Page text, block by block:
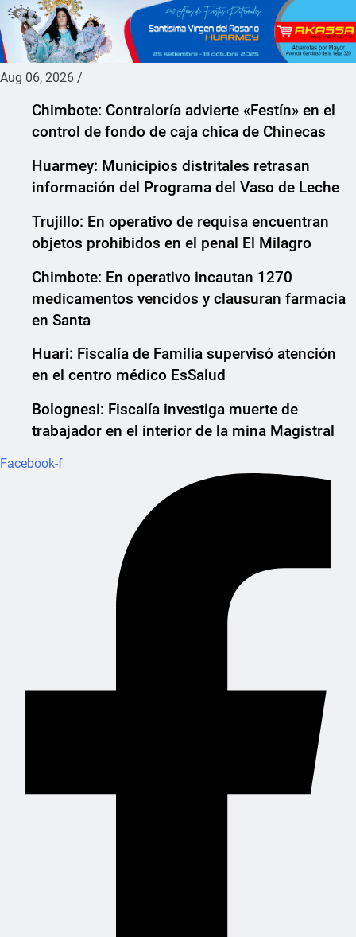
Aug 06, 2026 /
Chimbote: Contraloría advierte «Festín» en el
control de fondo de caja chica de Chinecas
Huarmey: Municipios distritales retrasan
información del Programa del Vaso de Leche
Trujillo: En operativo de requisa encuentran
objetos prohibidos en el penal El Milagro
Chimbote: En operativo incautan 1270
medicamentos vencidos y clausuran farmacia
en Santa
Huari: Fiscalía de Familia supervisó atención
en el centro médico EsSalud
Bolognesi: Fiscalía investiga muerte de
trabajador en el interior de la mina Magistral
Facebook-f